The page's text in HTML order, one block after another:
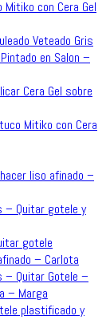
con Cera Gel
Veteado Gris
en Salon –
Cera Gel sobre
Mitiko con Cera
liso afinado –
– Quitar gotele y
gotele
– Carlota
– Quitar Gotele –
– Marga
plastificado y